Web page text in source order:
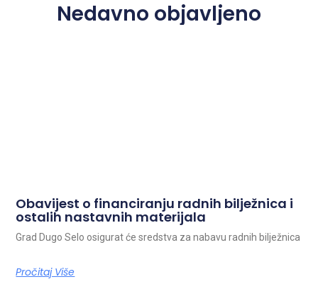
Nedavno objavljeno
Obavijest o financiranju radnih bilježnica i
ostalih nastavnih materijala
Grad Dugo Selo osigurat će sredstva za nabavu radnih bilježnica
Pročitaj Više